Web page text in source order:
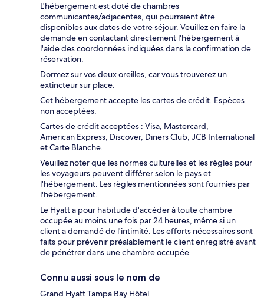
L'hébergement est doté de chambres
communicantes/adjacentes, qui pourraient être
disponibles aux dates de votre séjour. Veuillez en faire la
demande en contactant directement l'hébergement à
l'aide des coordonnées indiquées dans la confirmation de
réservation.
Dormez sur vos deux oreilles, car vous trouverez un
extincteur sur place.
Cet hébergement accepte les cartes de crédit. Espèces
non acceptées.
Cartes de crédit acceptées : Visa, Mastercard,
American Express, Discover, Diners Club, JCB International
et Carte Blanche.
Veuillez noter que les normes culturelles et les règles pour
les voyageurs peuvent différer selon le pays et
l'hébergement. Les règles mentionnées sont fournies par
l'hébergement.
Le Hyatt a pour habitude d'accéder à toute chambre
occupée au moins une fois par 24 heures, même si un
client a demandé de l'intimité. Les efforts nécessaires sont
faits pour prévenir préalablement le client enregistré avant
de pénétrer dans une chambre occupée.
Connu aussi sous le nom de
Grand Hyatt Tampa Bay Hôtel